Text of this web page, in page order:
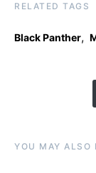
RELATED TAGS
Black Panther,
YOU MAY ALSO